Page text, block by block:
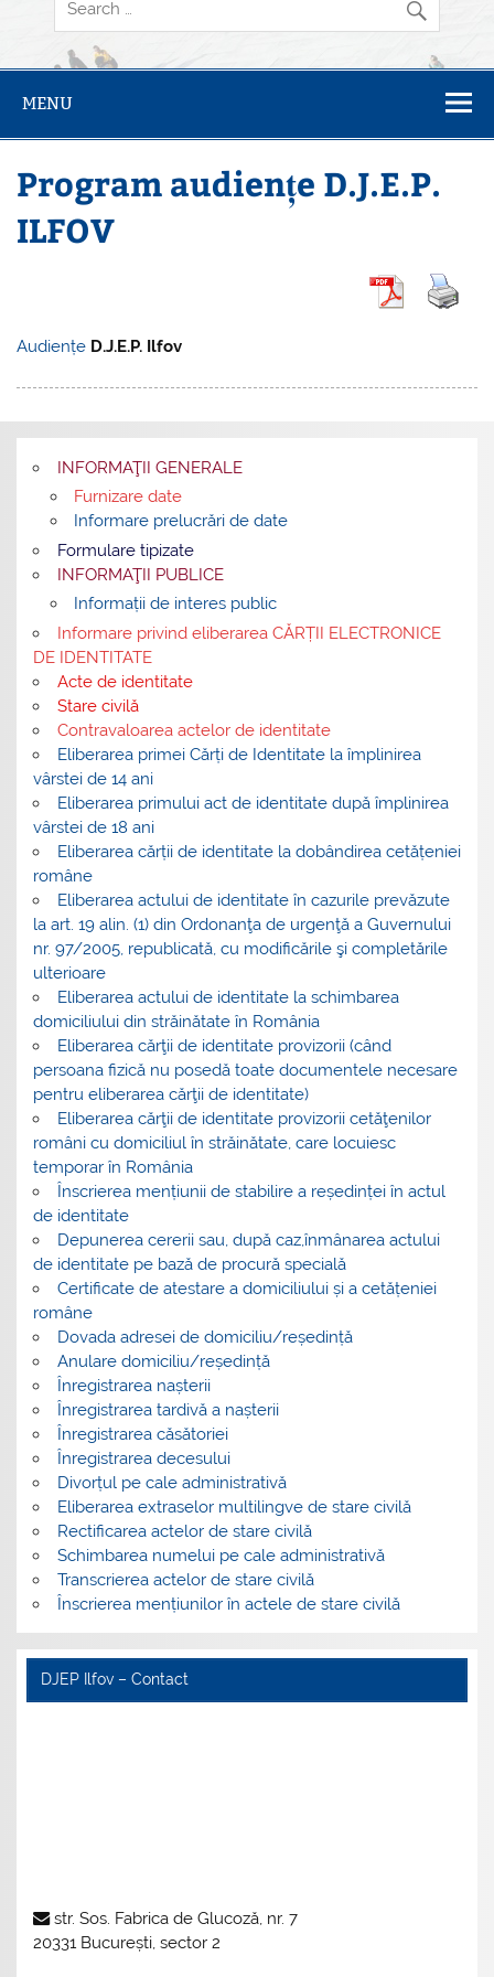
MENU
Program audiențe D.J.E.P.
ILFOV
Audiențe D.J.E.P. Ilfov
INFORMAŢII GENERALE
Furnizare date
Informare prelucrări de date
Formulare tipizate
INFORMAŢII PUBLICE
Informații de interes public
Informare privind eliberarea CĂRȚII ELECTRONICE
DE IDENTITATE
Acte de identitate
Stare civilă
Contravaloarea actelor de identitate
Eliberarea primei Cărți de Identitate la împlinirea
vârstei de 14 ani
Eliberarea primului act de identitate după împlinirea
vârstei de 18 ani
Eliberarea cărții de identitate la dobândirea cetățeniei
române
Eliberarea actului de identitate în cazurile prevăzute
la art. 19 alin. (1) din Ordonanţa de urgenţă a Guvernului
nr. 97/2005, republicată, cu modificările şi completările
ulterioare
Eliberarea actului de identitate la schimbarea
domiciliului din străinătate în România
Eliberarea cărţii de identitate provizorii (când
persoana fizică nu posedă toate documentele necesare
pentru eliberarea cărţii de identitate)
Eliberarea cărţii de identitate provizorii cetăţenilor
români cu domiciliul în străinătate, care locuiesc
temporar în România
Înscrierea mențiunii de stabilire a reședinței în actul
de identitate
Depunerea cererii sau, după caz,înmânarea actului
de identitate pe bază de procură specială
Certificate de atestare a domiciliului și a cetățeniei
române
Dovada adresei de domiciliu/reședință
Anulare domiciliu/reședință
Înregistrarea nașterii
Înregistrarea tardivă a nașterii
Înregistrarea căsătoriei
Înregistrarea decesului
Divorțul pe cale administrativă
Eliberarea extraselor multilingve de stare civilă
Rectificarea actelor de stare civilă
Schimbarea numelui pe cale administrativă
Transcrierea actelor de stare civilă
Înscrierea mențiunilor în actele de stare civilă
DJEP Ilfov – Contact
str. Sos. Fabrica de Glucoză, nr. 7
20331 București, sector 2